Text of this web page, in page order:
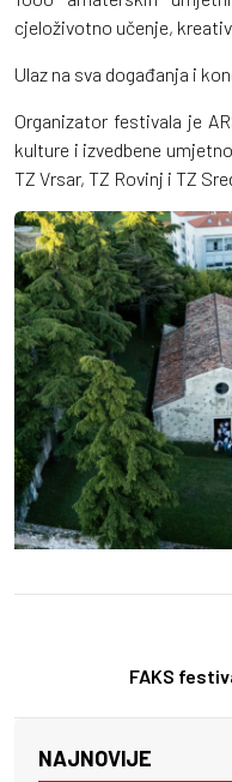
cjeloživotno učenje,
Ulaz na sva događanja i
Organizator festivala je
kulture i izvedbene
TZ Vrsar, TZ Rovinj i TZ
FAKS
NAJNOVIJE